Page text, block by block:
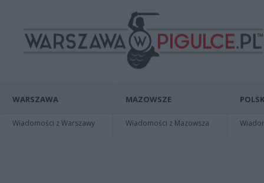
WARSZAWA
Wiadomości z Warszawy
MAZOWSZE
Wiadomości z Mazowsza